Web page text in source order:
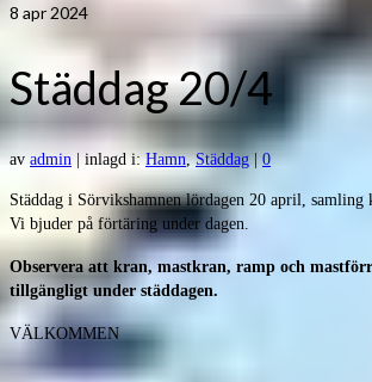
8 apr 2024
Städdag 20/4
av admin inlagd i:Hamn,Städdag |0
Städdag i Sörvikshamnen lördagen 20 april,
Vi bjuder på förtäring under dagen.
Observera att kran, mastkran, ramp och
tillgängligt under städdagen.
VÄLKOMMEN